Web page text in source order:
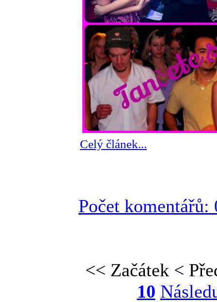
Celý článek...
Počet komentářů:
<< Začátek <
10